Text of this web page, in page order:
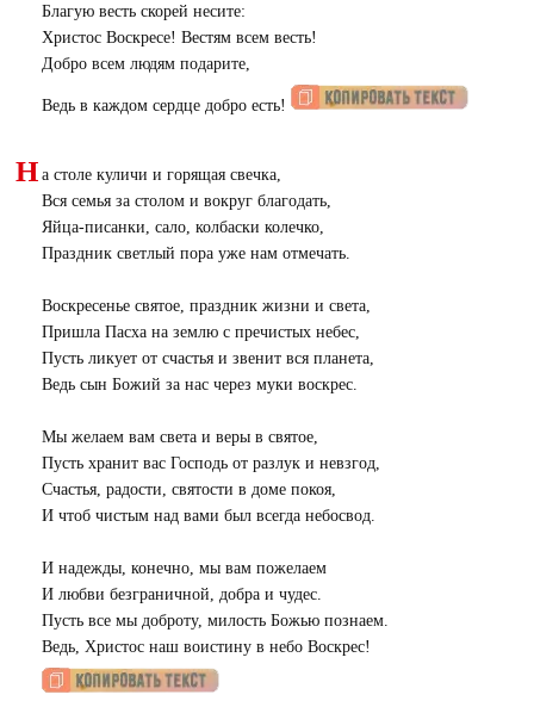
Благую весть скорей несите:
Христос Воскресе! Вестям всем весть!
Добро всем людям подарите,
Ведь в каждом сердце добро есть!
Н а столе куличи и горящая свечка,
Вся семья за столом и вокруг благодать,
Яйца-писанки, сало, колбаски колечко,
Праздник светлый пора уже нам отмечать.
Воскресенье святое, праздник жизни и света,
Пришла Пасха на землю с пречистых небес,
Пусть ликует от счастья и звенит вся планета,
Ведь сын Божий за нас через муки воскрес.
Мы желаем вам света и веры в святое,
Пусть хранит вас Господь от разлук и невзгод,
Счастья, радости, святости в доме покоя,
И чтоб чистым над вами был всегда небосвод.
И надежды, конечно, мы вам пожелаем
И любви безграничной, добра и чудес.
Пусть все мы доброту, милость Божью познаем.
Ведь, Христос наш воистину в небо Воскрес!